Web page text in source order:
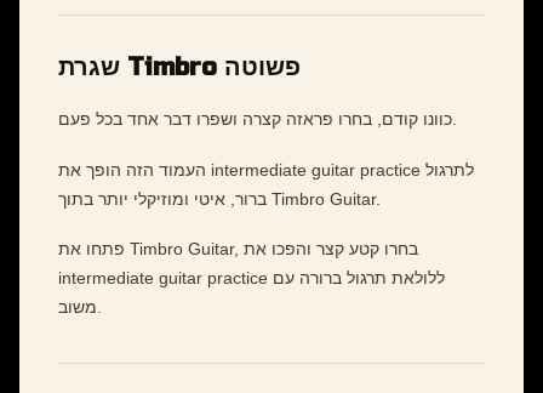
שגרת Timbro פשוטה
העמוד הזה הופך את intermediate guitar practice לתרגול
ברור, איטי ומוזיקלי יותר בתוך Timbro Guitar.
פתחו את Timbro Guitar, בחרו קטע קצר והפכו את
intermediate guitar practice ללולאת תרגול ברורה עם
משוב.